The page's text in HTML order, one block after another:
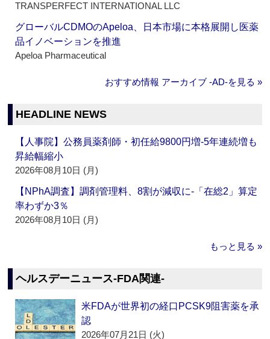
TRANSPERFECT INTERNATIONAL LLC
グローバルCDMOのApeloa、日本市場に本格展開し医薬
品イノベーションを推進
Apeloa Pharmaceutical
おすすめ情報 アーカイブ ‐AD‐を見る »
HEADLINE NEWS
【人事院】公務員薬剤師・初任給9800円増‐5年連続増も
昇給幅縮小
2026年08月10日 (月)
【NPhA調査】調剤管理料、8割が減収に‐「在総2」算定
率わずか3％
2026年08月10日 (月)
もっと見る »
ヘルスデーニュース‐FDA関連‐
米FDAが世界初の経口PCSK9阻害薬を承
認
2026年07月21日 (火)